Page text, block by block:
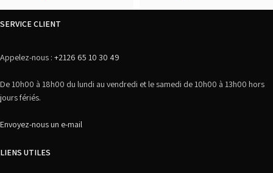
SERVICE CLIENT
Appelez-nous : +2126 65 10 30 49
De 10h00 à 18h00 du lundi au vendredi et le samedi de 10h00 à 13h00 hors
jours fériés.
Envoyez-nous un e-mail
LIENS UTILES